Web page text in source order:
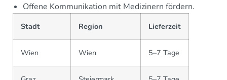
Offene Kommunikation mit Medizinern fördern.
Stadt Region Lieferzeit
Wien Wien 5–7 Tage